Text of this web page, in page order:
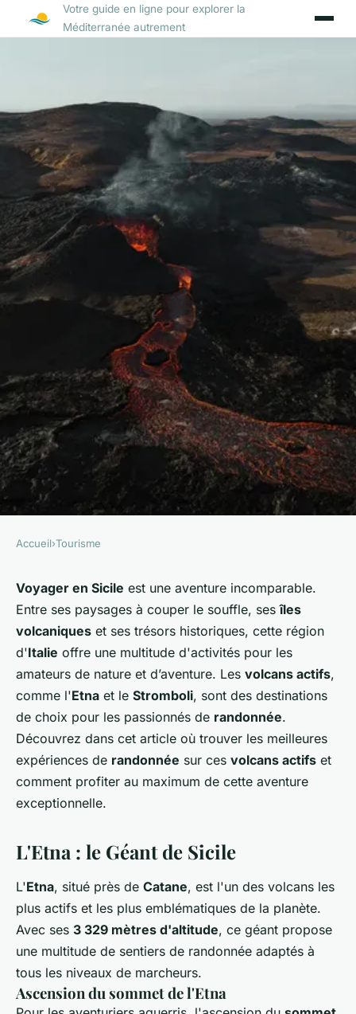
Votre guide en ligne pour explorer la
Méditerranée autrement
Où trouver les meilleures
expériences de randonnée sur
les volcans actifs en Sicile ?
Eliott•22 mai 2024• 6 min de lecture
Accueil›Tourisme
Voyager en Sicile est une aventure incomparable.
Entre ses paysages à couper le souffle, sesîles
volcaniques et ses trésors historiques, cette région
d'Italie offre une multitude d'activités pour les
amateurs de nature et d’aventure. Les volcans actifs,
comme l'Etna et le Stromboli, sont des destinations
de choix pour les passionnés de randonnée.
Découvrez dans cet article où trouver les meilleures
expériences de randonnée sur ces volcans actifs et
comment profiter au maximum de cette aventure
exceptionnelle.
L'Etna : le Géant de Sicile
L'Etna, situé près de Catane, est l'un des volcans les
plus actifs et les plus emblématiques de la planète.
Avec ses 3 329 mètres d'altitude, ce géant propose
une multitude de sentiers de randonnée adaptés à
tous les niveaux de marcheurs.
Ascension du sommet de l'Etna